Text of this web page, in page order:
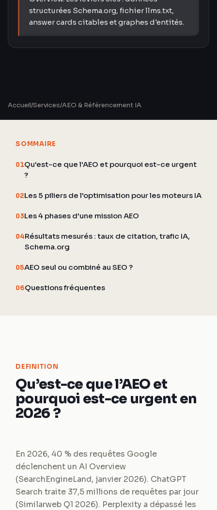
structurées Schema.org, fichier llms.txt,
answer cards citables et graphes d'entités.
Accueil/Services/AEO & Référencement IA
SOMMAIRE
01Qu'est-ce que l'AEO et pourquoi est-ce urgent
?
02Les 5 piliers de l'optimisation pour les moteurs IA
03Les 4 phases d'une mission AEO
04Résultats mesurés : taux de citation, trafic IA,
Schema.org
05AEO seul ou combiné au SEO ?
06Questions fréquentes
DEFINITION
Qu’est-ce que l’AEO et
pourquoi est-ce urgent en
2026 ?
En 2026, 40 % des requêtes Google
déclenchent un AI Overview
(SearchEngineLand, janvier 2026). ChatGPT
Search traite 37,5 millions de requêtes par jour
(Similarweb Q1 2026). Perplexity a dépassé les